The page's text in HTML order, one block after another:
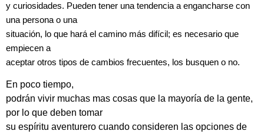
y curiosidades. Pueden tener una tendencia a engancharse con
una persona o una
situación, lo que hará el camino más difícil; es necesario que
empiecen a
aceptar otros tipos de cambios frecuentes, los busquen o no.
En poco tiempo,
podrán vivir muchas mas cosas que la mayoría de la gente,
por lo que deben tomar
su espíritu aventurero cuando consideren las opciones de